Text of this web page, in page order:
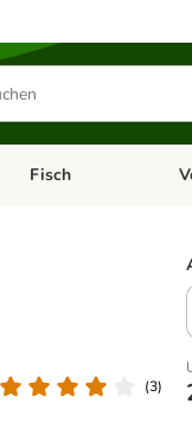
Hundefutter &
Kategorie-Menü öffnen:
Fisch
(3)